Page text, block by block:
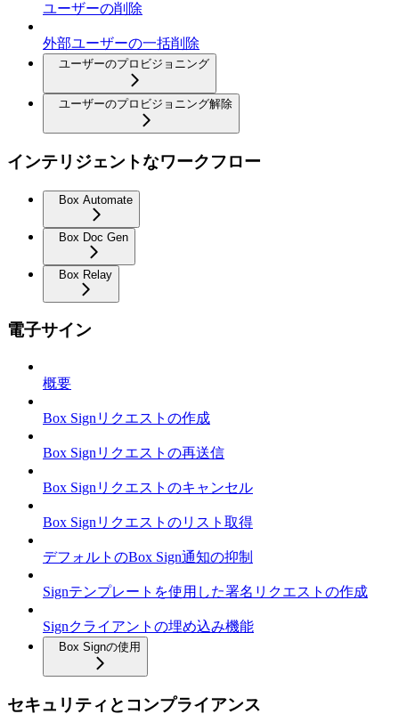
ユーザーの削除
外部ユーザーの一括削除
ユーザーのプロビジョニング
ユーザーのプロビジョニング解除
インテリジェントなワークフロー
Box Automate
Box Doc Gen
Box Relay
電子サイン
概要
Box Signリクエストの作成
Box Signリクエストの再送信
Box Signリクエストのキャンセル
Box Signリクエストのリスト取得
デフォルトのBox Sign通知の抑制
Signテンプレートを使用した署名リクエストの作成
Signクライアントの埋め込み機能
Box Signの使用
セキュリティとコンプライアンス